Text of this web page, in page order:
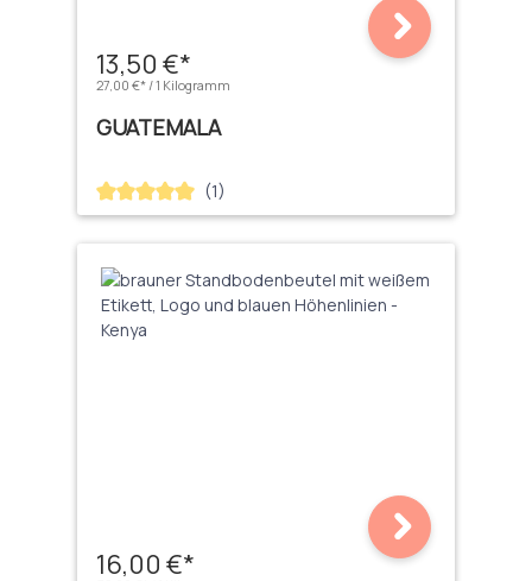
13,50 €*
27,00 €* / 1 Kilogramm
GUATEMALA
Durchschnittliche Bewertung von 5 von 5 Sternen
(1)
16,00 €*